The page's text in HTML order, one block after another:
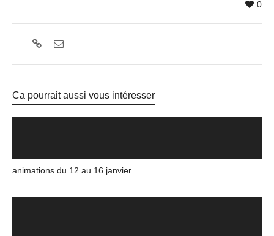
0
Ca pourrait aussi vous intéresser
animations du 12 au 16 janvier